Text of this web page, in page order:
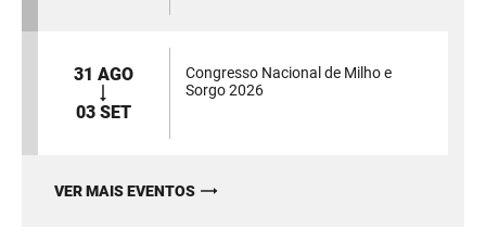
31 AGO
03 SET
Congresso Nacional de Milho e
Sorgo 2026
VER MAIS EVENTOS